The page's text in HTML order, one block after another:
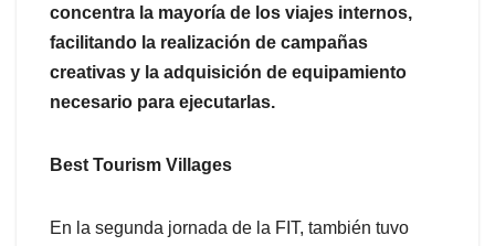
concentra la mayoría de los viajes internos,
facilitando la realización de campañas
creativas y la adquisición de equipamiento
necesario para ejecutarlas.
Best Tourism Villages
En la segunda jornada de la FIT, también tuvo